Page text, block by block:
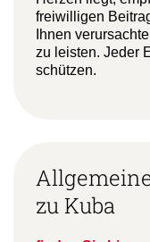
freiwilligen
Ihnen
zu leisten. Jeder
schützen.
zu Kuba